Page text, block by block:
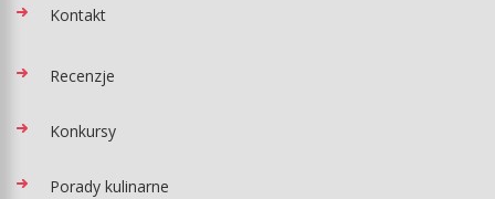
Kontakt
Recenzje
Konkursy
Porady kulinarne